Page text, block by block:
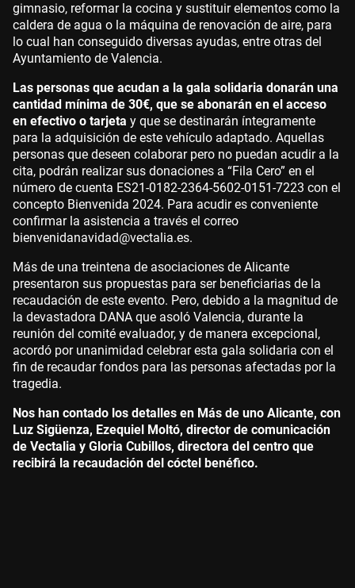
gimnasio, reformar la cocina y sustituir elementos como la
caldera de agua o la máquina de renovación de aire, para
lo cual han conseguido diversas ayudas, entre otras del
Ayuntamiento de Valencia.
Las personas que acudan a la gala solidaria donarán una
cantidad mínima de 30€, que se abonarán en el acceso
en efectivo o tarjeta y que se destinarán íntegramente
para la adquisición de este vehículo adaptado. Aquellas
personas que deseen colaborar pero no puedan acudir a la
cita, podrán realizar sus donaciones a “Fila Cero” en el
número de cuenta ES21-0182-2364-5602-0151-7223 con el
concepto Bienvenida 2024. Para acudir es conveniente
confirmar la asistencia a través el correo
bienvenidanavidad@vectalia.es.
Más de una treintena de asociaciones de Alicante
presentaron sus propuestas para ser beneficiarias de la
recaudación de este evento. Pero, debido a la magnitud de
la devastadora DANA que asoló Valencia, durante la
reunión del comité evaluador, y de manera excepcional,
acordó por unanimidad celebrar esta gala solidaria con el
fin de recaudar fondos para las personas afectadas por la
tragedia.
Nos han contado los detalles en Más de uno Alicante, con
Luz Sigüenza, Ezequiel Moltó, director de comunicación
de Vectalia y Gloria Cubillos, directora del centro que
recibirá la recaudación del cóctel benéfico.